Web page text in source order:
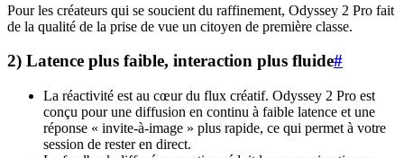
Pour les créateurs qui se soucient du raffinement, Odyssey 2 Pro fait
de la qualité de la prise de vue un citoyen de première classe.
2) Latence plus faible, interaction plus fluide#
La réactivité est au cœur du flux créatif. Odyssey 2 Pro est
conçu pour une diffusion en continu à faible latence et une
réponse « invite-à-image » plus rapide, ce qui permet à votre
session de rester en direct.